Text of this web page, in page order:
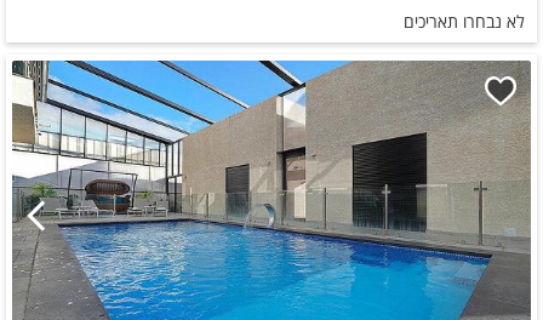
לא נבחרו תאריכים